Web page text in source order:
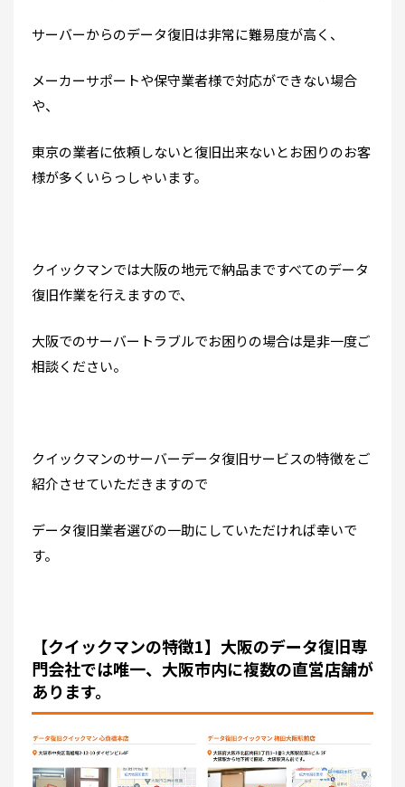
サーバーからのデータ復旧は非常に難易度が高く、
メーカーサポートや保守業者様で対応ができない場合
や、
東京の業者に依頼しないと復旧出来ないとお困りのお客
様が多くいらっしゃいます。
クイックマンでは大阪の地元で納品まですべてのデータ
復旧作業を行えますので、
大阪でのサーバートラブルでお困りの場合は是非一度ご
相談ください。
クイックマンのサーバーデータ復旧サービスの特徴をご
紹介させていただきますので
データ復旧業者選びの一助にしていただければ幸いで
す。
【クイックマンの特徴1】大阪のデータ復旧専
門会社では唯一、大阪市内に複数の直営店舗が
あります。